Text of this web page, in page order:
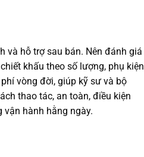
và hỗ trợ sau bán. Nên đánh giá
khấu theo số lượng, phụ kiện
vòng đời, giúp kỹ sư và bộ
thao tác, an toàn, điều kiện
hành hằng ngày.